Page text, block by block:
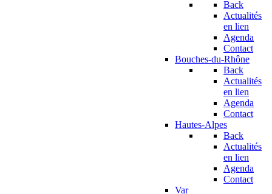
Back
Actualités
en lien
Agenda
Contact
Bouches-du-Rhône
Back
Actualités
en lien
Agenda
Contact
Hautes-Alpes
Back
Actualités
en lien
Agenda
Contact
Var